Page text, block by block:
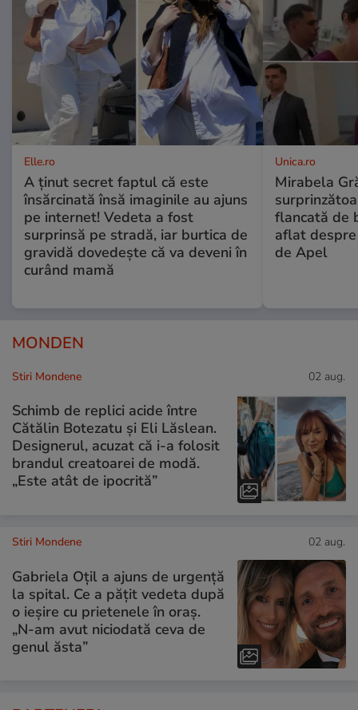
Elle.ro
A ținut secret faptul că este
însărcinată însă imaginile au ajuns
pe internet! Vedeta a fost
surprinsă pe stradă, iar burtica de
gravidă dovedește că va deveni în
curând mamă
Unica.ro
Mirabela
flancată de
aflat
de Apel
MONDEN
Stiri Mondene 02 aug.
Schimb de replici acide între
Cătălin Botezatu și Eli Lăslean.
Designerul, acuzat că i-a folosit
brandul creatoarei de modă.
„Este atât de ipocrită”
Stiri Mondene 02 aug.
Gabriela Oțil a ajuns de urgență
la spital. Ce a pățit vedeta după
o ieșire cu prietenele în oraș.
„N-am avut niciodată ceva de
genul ăsta”